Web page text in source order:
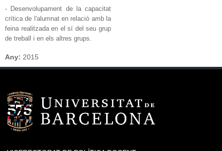
- Desenvolupament de la capacitat
crítica de l'alumnat en relació amb la
feina realitzada en el sí del seu grup
de treball i en els altres grups.
Any: 2015